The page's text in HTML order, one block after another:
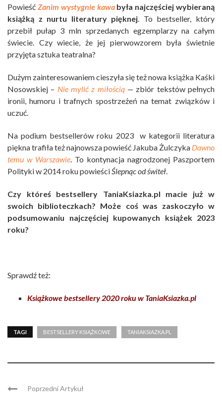
Powieść Zanim wystygnie kawabyła najczęściej wybieraną
książką z nurtu literatury pięknej . To bestseller, który
przebił pułap 3 mln sprzedanych egzemplarzy na całym
świecie. Czy wiecie, że jej pierwowzorem była świetnie
przyjęta sztuka teatralna?
Dużym zainteresowaniem cieszyła się też nowa książka Kaśki
Nosowskiej – Nie mylić z miłością— zbiór tekstów pełnych
ironii, humoru i trafnych spostrzeżeń na temat związków i
uczuć.
Na podium bestsellerów roku 2023 w kategorii literatura
piękna trafiła też najnowsza powieść Jakuba Żulczyka Dawno
temu w Warszawie . To kontynacja nagrodzonej Paszportem
Polityki w 2014 roku powieści Ślepnąc od świteł
Czy któreś bestsellery TaniaKsiazka.pl macie już w
swoich biblioteczkach? Może coś was zaskoczyło w
podsumowaniu najczęściej kupowanych książek 2023
roku?
Sprawdź też:
Książkowe bestsellery 2020 roku w TaniaKsiazka.pl
TAGI BESTSELLERY KSIĄŻKOWE TANIAKSIAZKA.PL
Poprzedni Artykuł